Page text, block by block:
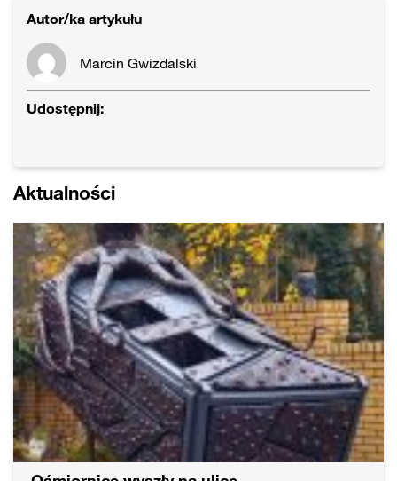
Autor/ka artykułu
Marcin Gwizdalski
Udostępnij:
Aktualności